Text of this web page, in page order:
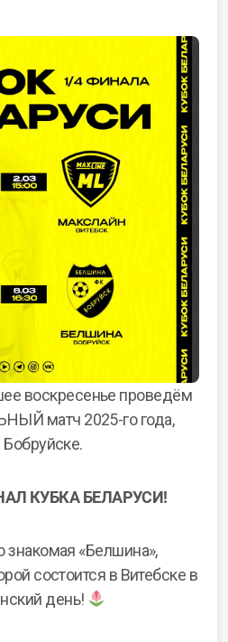
воскресенье проведём
матч 2025-го года,
КУБКА БЕЛАРУСИ!
знакомая «Белшина»,
состоится в Витебске в
день!